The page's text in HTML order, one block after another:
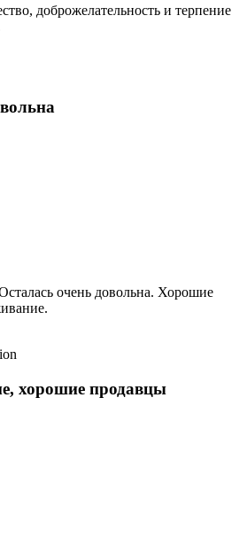
доброжелательность и терпение
очень довольна. Хорошие
хорошие продавцы